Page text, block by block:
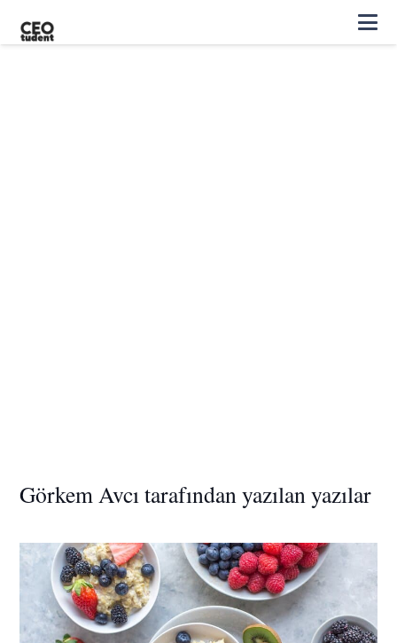
Görkem Avcı tarafından yazılan yazılar